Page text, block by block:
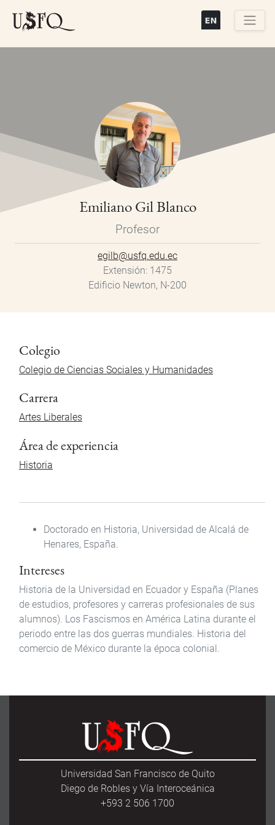
Emiliano Gil Blanco
Profesor
egilb@usfq.edu.ec
Extensión 1475
Edificio Newton, N-200
Colegio
Colegio de Ciencias Sociales y Humanidades
Carrera
Artes Liberales
Área de experiencia
Historia
Doctorado en Historia, Universidad de Alcalá de
Henares, España.
Intereses
Historia de la Universidad en Ecuador y España (Planes
de estudios, profesores y carreras profesionales de sus
alumnos). Los Fascismos en América Latina durante el
periodo entre las dos guerras mundiales. Historia del
comercio de México durante la época colonial.
Universidad San Francisco de Quito
Diego de Robles y Vía Interoceánica
+593 2 506 1700